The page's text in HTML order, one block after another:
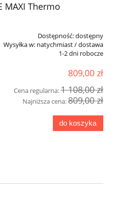
MAXI Thermo
Dostępność:dostępny
Wysyłka w: natychmiast / dostawa
1-2 dni robocze
809,00 zł
Cena regularna:1 108,00 zł
Najniższa cena:809,00 zł
do koszyka